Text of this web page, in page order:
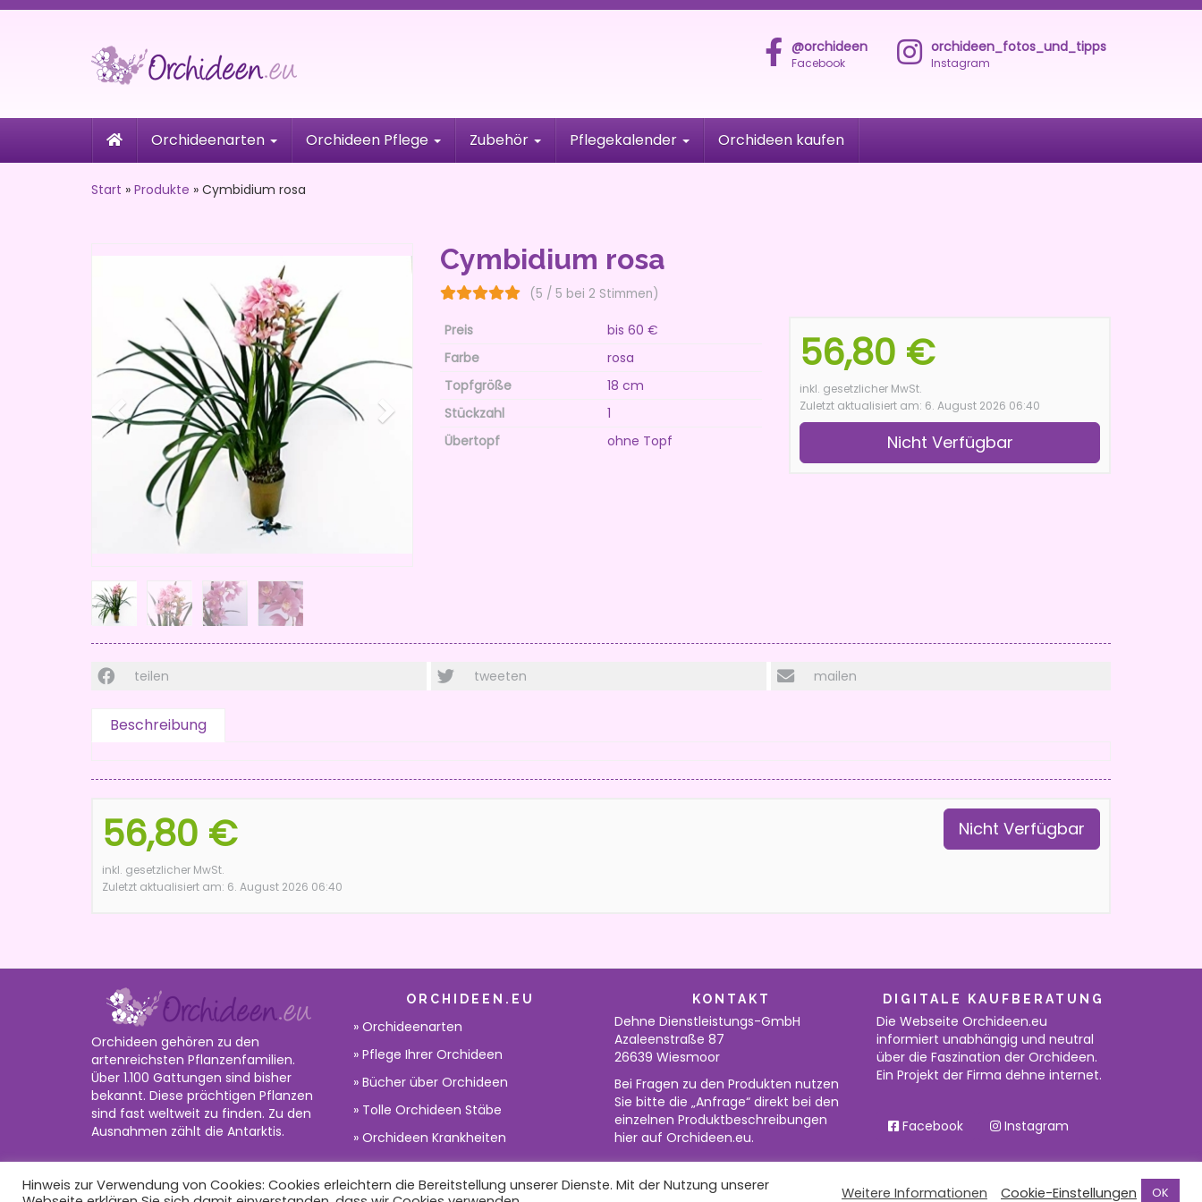
Skip
@orchideen
Facebook
orchideen_fotos_und_tipps
Instagram
Orchideenarten Orchideen Pflege Zubehör Pflegekalender Orchideen kaufen
Start » Produkte » Cymbidium rosa
Cymbidium rosa
(5 / 5 bei 2 Stimmen)
56,80 €
inkl. gesetzlicher MwSt.
Zuletzt aktualisiert am: 6. August 2026 06:40
Nicht Verfügbar
Preis
bis 60 €
Farbe
rosa
Topfgröße
18 cm
Stückzahl
1
Übertopf
ohne Topf
teilen tweeten mailen
Beschreibung
56,80 €
inkl. gesetzlicher MwSt.
Zuletzt aktualisiert am: 6. August 2026 06:40
Nicht Verfügbar
Orchideen gehören zu den
artenreichsten Pflanzenfamilien.
Über 1.100 Gattungen sind bisher
bekannt. Diese prächtigen Pflanzen
sind fast weltweit zu finden. Zu den
Ausnahmen zählt die Antarktis.
ORCHIDEEN.EU
Orchideenarten
Pflege Ihrer Orchideen
Bücher über Orchideen
Tolle Orchideen Stäbe
Orchideen Krankheiten
KONTAKT
Dehne Dienstleistungs-GmbH
Azaleenstraße 87
26639 Wiesmoor
Bei Fragen zu den Produkten nutzen
Sie bitte die „Anfrage“ direkt bei den
einzelnen Produktbeschreibungen
hier auf Orchideen.eu.
DIGITALE KAUFBERATUNG
Die Webseite Orchideen.eu
informiert unabhängig und neutral
über die Faszination der Orchideen.
Ein Projekt der Firma dehne internet.
Facebook Instagram
©2020 dehne internet |orchideen.eu Startseite Datenschutz Impressum
Hinweis zur Verwendung von Cookies: Cookies erleichtern die Bereitstellung unserer Dienste. Mit der Nutzung unserer
Weitere Informationen Cookie-Einstellungen OK